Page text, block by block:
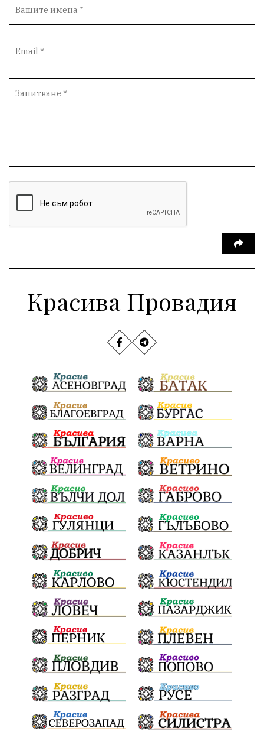
Красива Провадия